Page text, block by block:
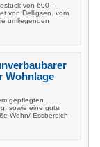
von 600 -
von Delligsen. vom
umliegenden
Wohnlage
gepflegten
sowie eine gute
Wohn/ Essbereich